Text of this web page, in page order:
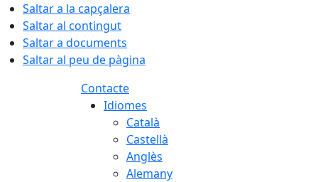
Saltar a la capçalera
Saltar al contingut
Saltar a documents
Saltar al peu de pàgina
Contacte
Idiomes
Català
Castellà
Anglès
Alemany